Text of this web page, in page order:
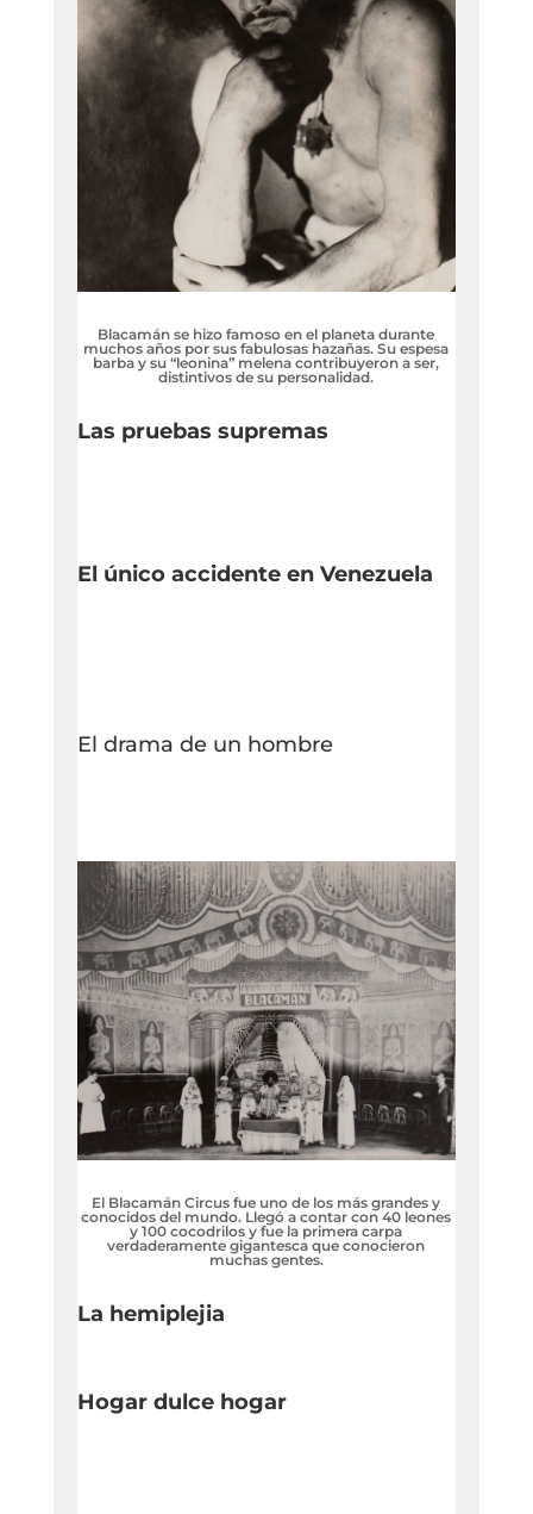
Blacamán se hizo famoso en el planeta durante
muchos años por sus fabulosas hazañas. Su espesa
barba y su “leonina” melena contribuyeron a ser,
distintivos de su personalidad.
Las pruebas supremas
El único accidente en Venezuela
El drama de un hombre
El Blacamán Circus fue uno de los más grandes y
conocidos del mundo. Llegó a contar con 40 leones
y 100 cocodrilos y fue la primera carpa
verdaderamente gigantesca que conocieron
muchas gentes.
La hemiplejia
Hogar dulce hogar